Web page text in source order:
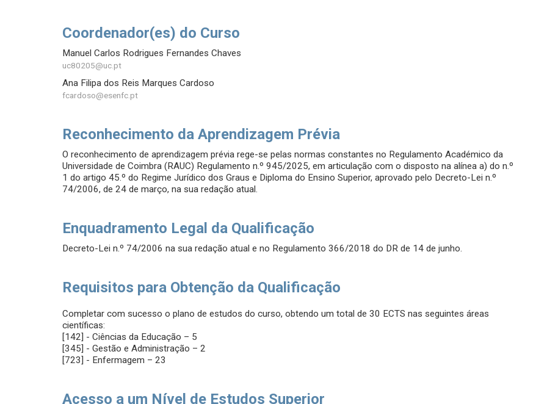
Coordenador(es) do Curso
Manuel Carlos Rodrigues Fernandes Chaves
uc80205@uc.pt
Ana Filipa dos Reis Marques Cardoso
fcardoso@esenfc.pt
Reconhecimento da Aprendizagem Prévia
O reconhecimento de aprendizagem prévia rege-se pelas normas constantes no Regulamento Académico da
Universidade de Coimbra (RAUC) Regulamento n.º 945/2025, em articulação com o disposto na alínea a) do n.º
1 do artigo 45.º do Regime Jurídico dos Graus e Diploma do Ensino Superior, aprovado pelo Decreto-Lei n.º
74/2006, de 24 de março, na sua redação atual.
Enquadramento Legal da Qualificação
Decreto-Lei n.º 74/2006 na sua redação atual e no Regulamento 366/2018 do DR de 14 de junho.
Requisitos para Obtenção da Qualificação
Completar com sucesso o plano de estudos do curso, obtendo um total de 30 ECTS nas seguintes áreas
científicas:
[142] - Ciências da Educação – 5
[345] - Gestão e Administração – 2
[723] - Enfermagem – 23
Acesso a um Nível de Estudos Superior